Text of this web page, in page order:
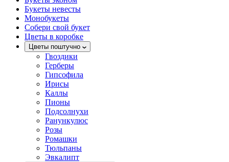
Букеты невесты
Монобукеты
Собери свой букет
Цветы в коробке
Цветы поштучно
Гвоздики
Герберы
Гипсофила
Ирисы
Каллы
Пионы
Подсолнухи
Ранункулюс
Розы
Ромашки
Тюльпаны
Эвкалипт